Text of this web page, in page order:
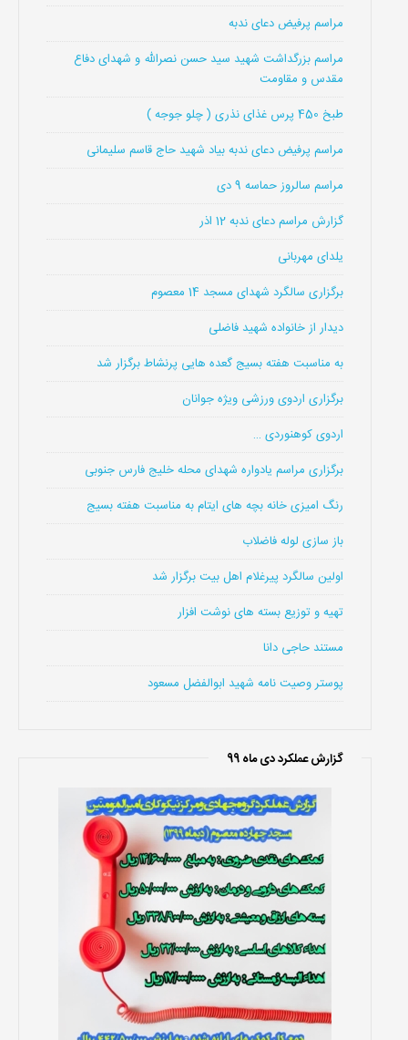
مراسم پرفیض دعای ندبه
مراسم بزرگداشت شهید سید حسن نصرالله و شهدای دفاع
مقدس و مقاومت
طبخ 450 پرس غذای نذری ( چلو جوجه )
مراسم پرفیض دعای ندبه بیاد شهید حاج قاسم سلیمانی
مراسم سالروز حماسه 9 دی
گزارش مراسم دعای ندبه 12 اذر
یلدای مهربانی
برگزاری سالگرد شهدای مسجد 14 معصوم
دیدار از خانواده شهید فاضلی
به مناسبت هفته بسیج گعده هایی پرنشاط برگزار شد
برگزاری اردوی ورزشی ویژه جوانان
اردوی کوهنوردی …
برگزاری مراسم یادواره شهدای محله خلیج فارس جنوبی
رنگ امیزی خانه بچه های ایتام به مناسبت هفته بسیج
باز سازی لوله فاضلاب
اولین سالگرد پیرغلام اهل بیت برگزار شد
تهیه و توزیع بسته های نوشت افزار
مستند حاجی دانا
پوستر وصیت نامه شهید ابوالفضل مسعود
گزارش عملکرد دی ماه 99